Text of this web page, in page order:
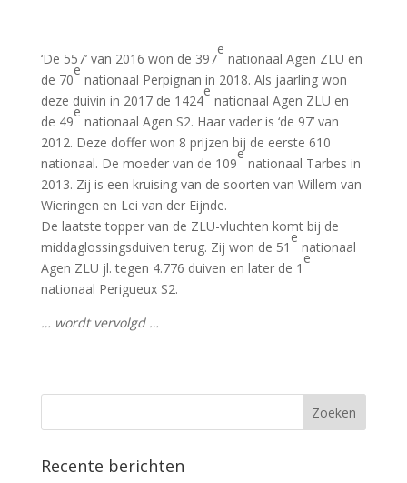
‘De 557’ van 2016 won de 397
e
nationaal Agen ZLU en
de 70
e
nationaal Perpignan in 2018. Als jaarling won
deze duivin in 2017 de 1424
e
nationaal Agen ZLU en
de 49
e
nationaal Agen S2. Haar vader is ‘de 97’ van
2012. Deze doffer won 8 prijzen bij de eerste 610
nationaal. De moeder van de 109
e
nationaal Tarbes in
2013. Zij is een kruising van de soorten van Willem van
Wieringen en Lei van der Eijnde.
De laatste topper van de ZLU-vluchten komt bij de
middaglossingsduiven terug. Zij won de 51
e
nationaal
Agen ZLU jl. tegen 4.776 duiven en later de 1
e
nationaal Perigueux S2.
… wordt vervolgd …
Recente berichten